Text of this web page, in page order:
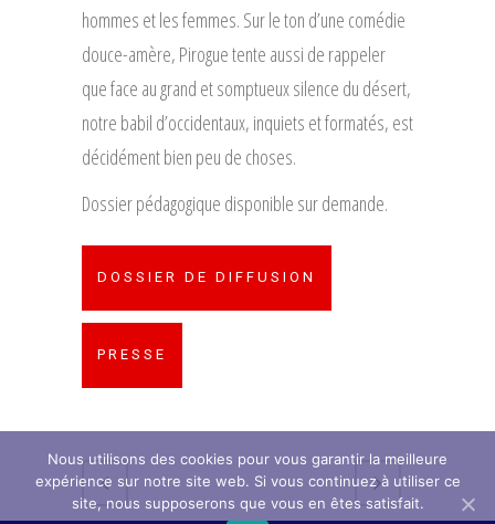
hommes et les femmes. Sur le ton d’une comédie
douce-amère, Pirogue tente aussi de rappeler
que face au grand et somptueux silence du désert,
notre babil d’occidentaux, inquiets et formatés, est
décidément bien peu de choses.
Dossier pédagogique disponible sur demande.
DOSSIER DE DIFFUSION
PRESSE
Nous utilisons des cookies pour vous garantir la meilleure
expérience sur notre site web. Si vous continuez à utiliser ce
site, nous supposerons que vous en êtes satisfait.